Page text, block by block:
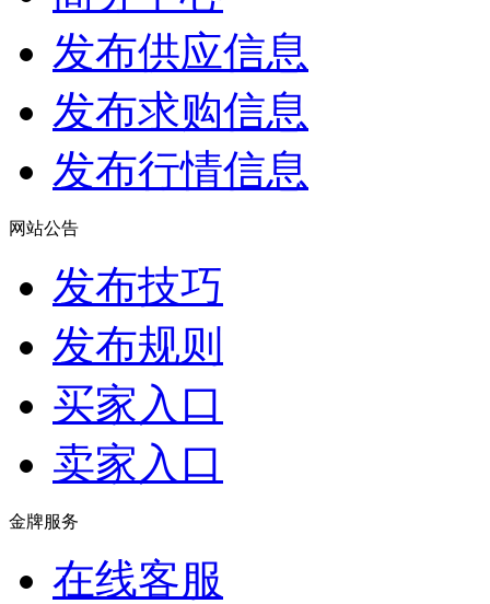
发布供应信息
发布求购信息
发布行情信息
网站公告
发布技巧
发布规则
买家入口
卖家入口
金牌服务
在线客服